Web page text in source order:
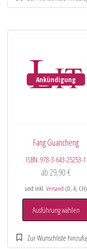
Ankündigung
Fang Guancheng
ISBN:978-3-643-25253-1
ab29,90€
und inkl.Versand (D, A, CH)
Ausführung wählen